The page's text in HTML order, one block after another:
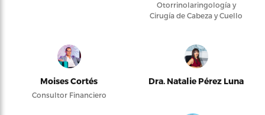
Otorrinolaringología y
Cirugía de Cabeza y Cuello
Moises Cortés
Consultor Financiero
Dra. Natalie Pérez Luna